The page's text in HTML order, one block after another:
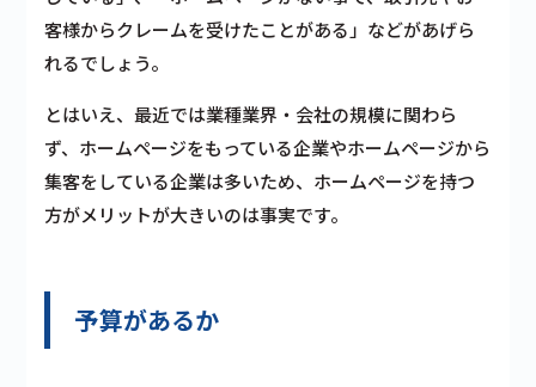
客様からクレームを受けたことがある」などがあげら
れるでしょう。
とはいえ、最近では業種業界・会社の規模に関わら
ず、ホームページをもっている企業やホームページから
集客をしている企業は多いため、 ホームページを持つ
方がメリットが大きいのは事実です。
予算があるか